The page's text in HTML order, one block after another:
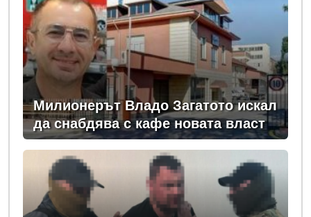
Милионерът Владо Загатото искал
да снабдява с кафе новата власт